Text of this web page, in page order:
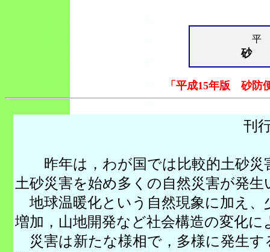
平
砂
「平成15年版 砂防
刊
昨年は，わが国では比較的土砂災
土砂災害を始め多くの自然災害が発
地球温暖化という自然現象に加え、
増加，山地開発など社会構造の変化
災害は新たな様相で，多様に発生